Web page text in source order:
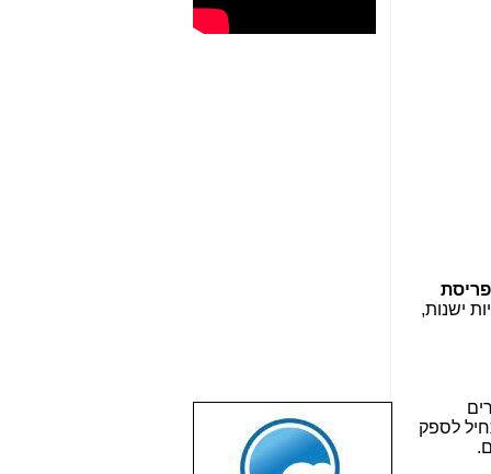
משותפים עד 4 קומות עם תשתיות ישנות,
לספק
שבוע טוב לכל
הגולשים באשר
הם!!!